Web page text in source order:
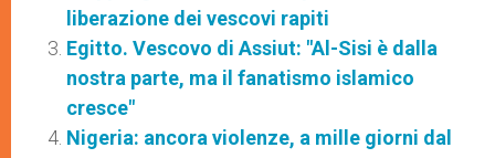
liberazione dei vescovi rapiti
Egitto. Vescovo di Assiut: "Al-Sisi è dalla
nostra parte, ma il fanatismo islamico
cresce"
Nigeria: ancora violenze, a mille giorni dal